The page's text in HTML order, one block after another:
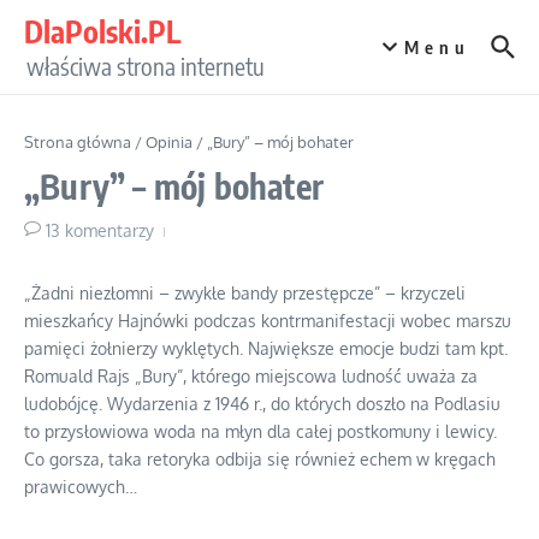
DlaPolski.PL
właściwa strona internetu
Menu
Strona główna /Opinia / „Bury” – mój bohater
„Bury” – mój bohater
13 komentarzy
„Żadni niezłomni – zwykłe bandy przestępcze” – krzyczeli
mieszkańcy Hajnówki podczas kontrmanifestacji wobec marszu
pamięci żołnierzy wyklętych. Największe emocje budzi tam kpt.
Romuald Rajs „Bury”, którego miejscowa ludność uważa za
ludobójcę. Wydarzenia z 1946 r., do których doszło na Podlasiu
to przysłowiowa woda na młyn dla całej postkomuny i lewicy.
Co gorsza, taka retoryka odbija się również echem w kręgach
prawicowych…